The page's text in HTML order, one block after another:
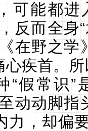
可能都进
反而全身
在野之
心疾首。
“假常识”
动动脚
力，却偏